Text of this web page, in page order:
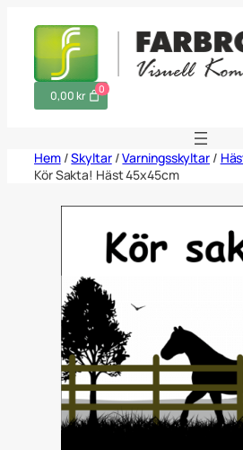
0
0,00 kr
Hem/Skyltar/Varningsskyltar/
Kör Sakta! Häst 45x45cm